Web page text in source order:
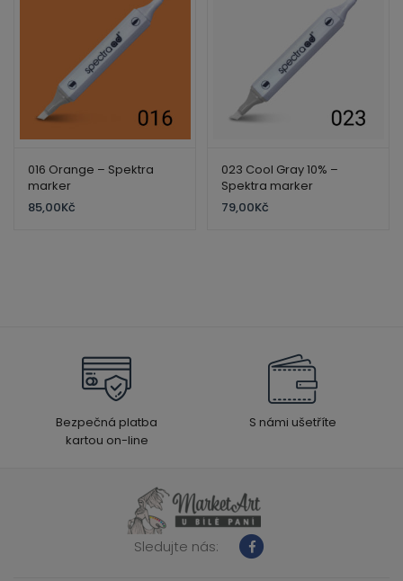
016 Orange – Spektra
marker
85,00Kč
023 Cool Gray 10% –
Spektra marker
79,00Kč
Bezpečná platba
kartou on-line
S námi ušetříte
Sledujte nás: